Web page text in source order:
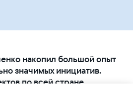
накопил большой опыт
значимых инициатив.
по всей стране